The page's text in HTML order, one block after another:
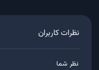
مراحل زیر را طی کنید:
نظرات کاربران
نظر شما